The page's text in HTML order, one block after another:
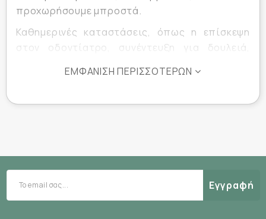
προχωρήσουμε μπροστά.
Καθημερινές καταστάσεις, όπως η επίσκεψη
στον οδοντίατρο, συνέντευξη για δουλειά,
αναβολή ή ματαίωση ευχάριστων γεγονότων, ο
αντιμετωπίζονται θετικά και ψύχραιμα με
συνδυασμό αποτελούμενο από 5 ανθοϊάματα. Η
σύνθεσή του αποτελεί καθαρό απόσταγμα της
φύσης βασισμένο σε φυτά και άνθη, που
γαληνεύει την ψυχή και βοηθάει να δείτε τα
ΕΜΦΆΝΙΣΗ ΠΕΡΙΣΣΌΤΕΡΩΝ
Εγγραφή